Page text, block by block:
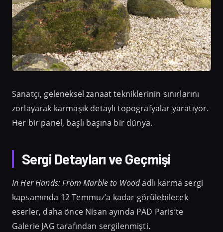
Sanatçı, geleneksel zanaat tekniklerinin sınırlarını
zorlayarak karmaşık detaylı topografyalar yaratıyor.
Her bir panel, başlı başına bir dünya.
Sergi Detayları ve Geçmişi
In Her Hands: From Marble to Woodadlı karma sergi
kapsamında 12 Temmuz’a kadar görülebilecek
eserler, daha önce Nisan ayında PAD Paris’te
Galerie JAG tarafından sergilenmişti.